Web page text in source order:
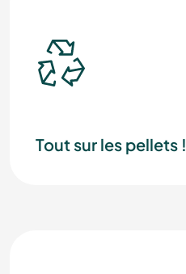
Tout sur les pellets !